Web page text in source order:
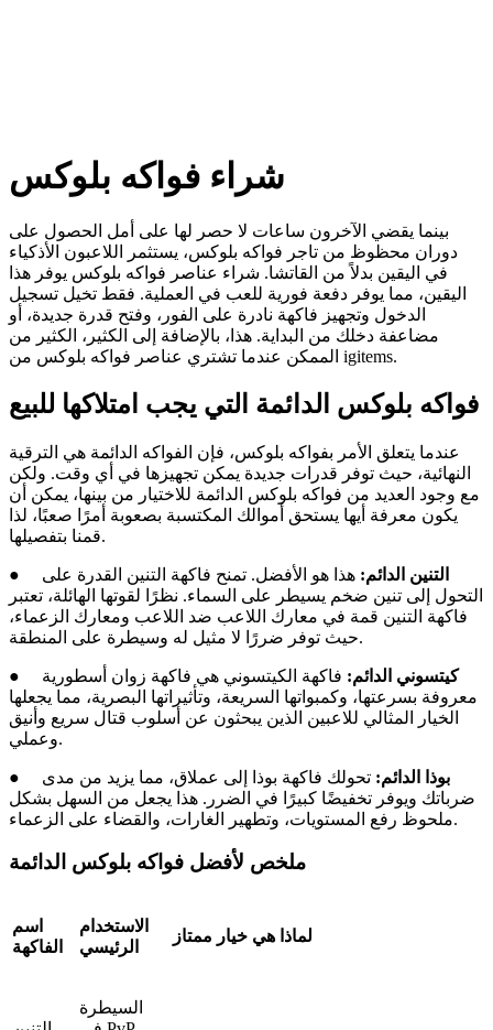
شراء فواكه بلوكس
بينما يقضي الآخرون ساعات لا حصر لها على أمل الحصول على
دوران محظوظ من تاجر فواكه بلوكس، يستثمر اللاعبون الأذكياء
في اليقين بدلاً من القاتشا. شراء عناصر فواكه بلوكس يوفر هذا
اليقين، مما يوفر دفعة فورية للعب في العملية. فقط تخيل تسجيل
الدخول وتجهيز فاكهة نادرة على الفور، وفتح قدرة جديدة، أو
مضاعفة دخلك من البداية. هذا، بالإضافة إلى الكثير، الكثير من
الممكن عندما تشتري عناصر فواكه بلوكس من igitems.
فواكه بلوكس الدائمة التي يجب امتلاكها للبيع
عندما يتعلق الأمر بفواكه بلوكس، فإن الفواكه الدائمة هي الترقية
النهائية، حيث توفر قدرات جديدة يمكن تجهيزها في أي وقت. ولكن
مع وجود العديد من فواكه بلوكس الدائمة للاختيار من بينها، يمكن أن
يكون معرفة أيها يستحق أموالك المكتسبة بصعوبة أمرًا صعبًا، لذا
قمنا بتفصيلها.
● التنين الدائم: هذا هو الأفضل. تمنح فاكهة التنين القدرة على
التحول إلى تنين ضخم يسيطر على السماء. نظرًا لقوتها الهائلة، تعتبر
فاكهة التنين قمة في معارك اللاعب ضد اللاعب ومعارك الزعماء،
حيث توفر ضررًا لا مثيل له وسيطرة على المنطقة.
● كيتسوني الدائم: فاكهة الكيتسوني هي فاكهة زوان أسطورية
معروفة بسرعتها، وكمبواتها السريعة، وتأثيراتها البصرية، مما يجعلها
الخيار المثالي للاعبين الذين يبحثون عن أسلوب قتال سريع وأنيق
وعملي.
● بوذا الدائم: تحولك فاكهة بوذا إلى عملاق، مما يزيد من مدى
ضرباتك ويوفر تخفيضًا كبيرًا في الضرر. هذا يجعل من السهل بشكل
ملحوظ رفع المستويات، وتطهير الغارات، والقضاء على الزعماء.
ملخص لأفضل فواكه بلوكس الدائمة
اسم
الفاكهة
الاستخدام
الرئيسي
لماذا هي خيار ممتاز
السيطرة